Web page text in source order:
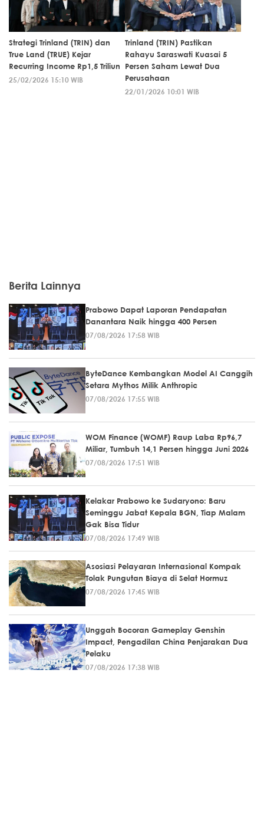
Strategi Trinland (TRIN) dan
True Land (TRUE) Kejar
Recurring Income Rp1,5 Triliun
25/02/2026 15:10 WIB
Trinland (TRIN) Pastikan
Rahayu Saraswati Kuasai 5
Persen Saham Lewat Dua
Perusahaan
22/01/2026 10:01 WIB
Berita Lainnya
Prabowo Dapat Laporan Pendapatan
Danantara Naik hingga 400 Persen
07/08/2026 17:58 WIB
ByteDance Kembangkan Model AI Canggih
Setara Mythos Milik Anthropic
07/08/2026 17:55 WIB
WOM Finance (WOMF) Raup Laba Rp96,7
Miliar, Tumbuh 14,1 Persen hingga Juni 2026
07/08/2026 17:51 WIB
Kelakar Prabowo ke Sudaryono: Baru
Seminggu Jabat Kepala BGN, Tiap Malam
Gak Bisa Tidur
07/08/2026 17:49 WIB
Asosiasi Pelayaran Internasional Kompak
Tolak Pungutan Biaya di Selat Hormuz
07/08/2026 17:45 WIB
Unggah Bocoran Gameplay Genshin
Impact, Pengadilan China Penjarakan Dua
Pelaku
07/08/2026 17:38 WIB